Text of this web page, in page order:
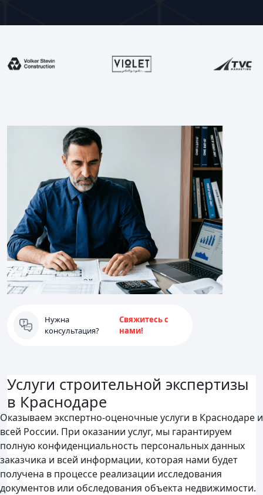
Нужна
консультация?
Свяжитесь с
нами!
Услуги строительной экспертизы
в Краснодаре
Оказываем экспертно-оценочные услуги в Краснодаре и
всей России. При оказании услуг, мы гарантируем
полную конфиденциальность персональных данных
заказчика и всей информации, которая нами будет
получена в процессе реализации исследования
документов или обследования объекта недвижимости.